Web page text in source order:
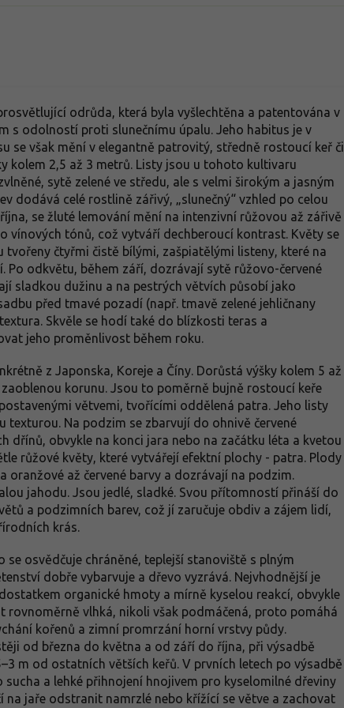
odrůda, která byla vyšlechtěna a patentována v
s odolností proti slunečnímu úpalu. Jeho habitus je v
se však mění v elegantně patrovitý, středně rostoucí keř či
kolem 2,5 až 3 metrů. Listy jsou u tohoto kultivaru
sytě zelené ve středu, ale s velmi širokým a jasným
dodává celé rostlině zářivý, „slunečný“ vzhled po celou
se žluté lemování mění na intenzivní růžovou až zářivě
vínových tónů, což vytváří dechberoucí kontrast. Květy se
tvořeny čtyřmi čistě bílými, zašpiatělými listeny, které na
odkvětu, během září, dozrávají sytě růžovo-červené
sladkou dužinu a na pestrých větvích působí jako
před tmavé pozadí (např. tmavě zelené jehličnany
Skvěle se hodí také do blízkosti teras a
jeho proměnlivost během roku.
z Japonska, Koreje a Číny. Dorůstá výšky kolem 5 až
korunu. Jsou to poměrně bujně rostoucí keře
větvemi, tvořícími oddělená patra. Jeho listy
texturou. Na podzim se zbarvují do ohnivě červené
dřínů, obvykle na konci jara nebo na začátku léta a kvetou
růžové květy, které vytvářejí efektní plochy - patra. Plody
oranžové až červené barvy a dozrávají na podzim.
jahodu. Jsou jedlé, sladké. Svou přítomností přináší do
a podzimních barev, což jí zaručuje obdiv a zájem lidí,
krás.
se osvědčuje chráněné, teplejší stanoviště s plným
dobře vybarvuje a dřevo vyzrává. Nejvhodnější je
organické hmoty a mírně kyselou reakcí, obvykle
rovnoměrně vlhká, nikoli však podmáčená, proto pomáhá
kořenů a zimní promrzání horní vrstvy půdy.
od března do května a od září do října, při výsadbě
m od ostatních větších keřů. V prvních letech po výsadbě
a lehké přihnojení hnojivem pro kyselomilné dřeviny
na jaře odstranit namrzlé nebo křížící se větve a zachovat